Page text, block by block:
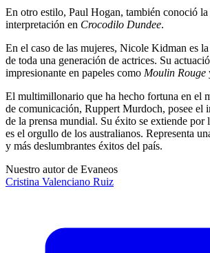
En otro estilo, Paul Hogan, también conoció
interpretación en Crocodilo Dundee.
En el caso de las mujeres, Nicole Kidman es
de toda una generación de actrices. Su
impresionante en papeles como Moulin Rouge
El multimillonario que ha hecho fortuna en el
de comunicación, Ruppert Murdoch, posee el
de la prensa mundial. Su éxito se extiende por
es el orgullo de los australianos. Representa
y más deslumbrantes éxitos del país.
Nuestro autor de Evaneos
Cristina Valenciano Ruiz